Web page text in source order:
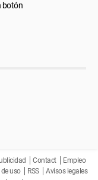
botón
Contact
Empleo
uso RSS
Avisos legales